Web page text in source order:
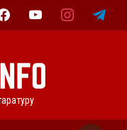
youtube instagramtelegram